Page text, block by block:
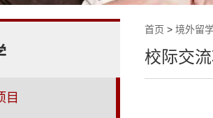
首页 > 境外留
校际交
目